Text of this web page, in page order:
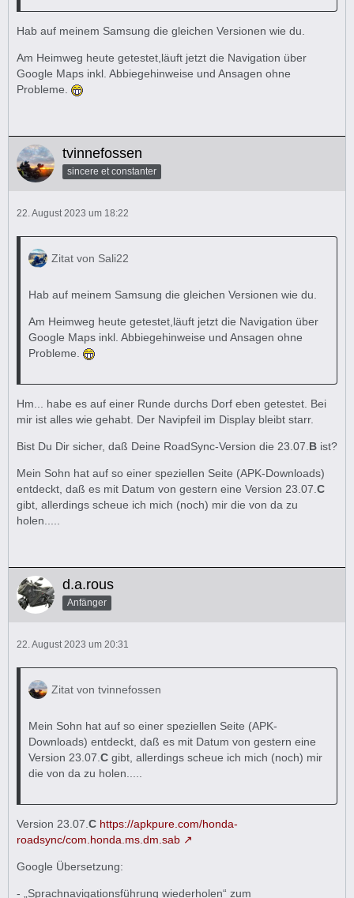
Hab auf meinem Samsung die gleichen Versionen wie du.
Am Heimweg heute getestet,läuft jetzt die Navigation über
Google Maps inkl. Abbiegehinweise und Ansagen ohne
Probleme.
tvinnefossen
sincere et constanter
22. August 2023 um 18:22
Zitat von Sali22
Hab auf meinem Samsung die gleichen Versionen wie du.
Am Heimweg heute getestet,läuft jetzt die Navigation über
Google Maps inkl. Abbiegehinweise und Ansagen ohne
Probleme.
Hm... habe es auf einer Runde durchs Dorf eben getestet. Bei
mir ist alles wie gehabt. Der Navipfeil im Display bleibt starr.
Bist Du Dir sicher, daß Deine RoadSync-Version die 23.07. B ist?
Mein Sohn hat auf so einer speziellen Seite (APK-Downloads)
entdeckt, daß es mit Datum von gestern eine Version 23.07. C
gibt, allerdings scheue ich mich (noch) mir die von da zu
holen.....
d.a.rous
Anfänger
22. August 2023 um 20:31
Zitat von tvinnefossen
Mein Sohn hat auf so einer speziellen Seite (APK-
Downloads) entdeckt, daß es mit Datum von gestern eine
Version 23.07. C gibt, allerdings scheue ich mich (noch) mir
die von da zu holen.....
Version 23.07. C https://apkpure.com/honda-
roadsync/com.honda.ms.dm.sab
Google Übersetzung:
- „Sprachnavigationsführung wiederholen“ zum